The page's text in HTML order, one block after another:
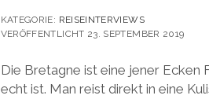
KATEGORIE: REISEINTERVIEWS
VERÖFFENTLICHT 23. SEPTEMBER 2019
Die Bretagne ist eine jener Ecken
echt ist. Man reist direkt in eine